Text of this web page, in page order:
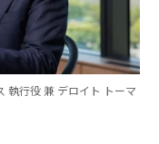
執行役 兼 デロイト トーマ